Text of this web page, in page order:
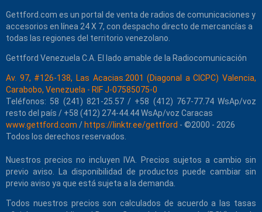
Gettford.com es un portal de venta de radios de comunicaciones y
accesorios en línea 24 X 7, con despacho directo de mercancías a
todas las regiones del territorio venezolano.
Gettford Venezuela C.A. El lado amable de la Radiocomunicación
Av. 97, #126-138, Las Acacias.2001 (Diagonal a CICPC) Valencia,
Carabobo, Venezuela - RIF J-07585075-0
Teléfonos: 58 (241) 821-25.57 / +58 (412) 767-77.74 WsAp/voz
resto del país / +58 (412) 274-44.44 WsAp/voz Caracas
www.gettford.com / https://linktr.ee/gettford - ©2000 - 2026
Todos los derechos reservados.
Nuestros precios no incluyen IVA. Precios sujetos a cambio sin
previo aviso. La disponibilidad de productos puede cambiar sin
previo aviso ya que está sujeta a la demanda.
Todos nuestros precios son calculados de acuerdo a las tasas